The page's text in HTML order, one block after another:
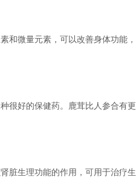
和微量元素，可以改善身体功能
很好的保健药。鹿茸比人参合有
脏生理功能的作用，可用于治疗